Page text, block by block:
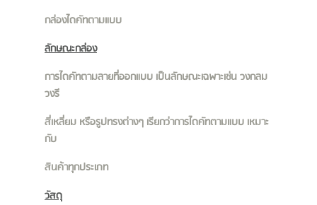
กล่องไดคัทตามแบบ
ลักษณะกล่อง
การไดคัทตามลายที่ออกแบบ เป็นลักษณะเฉพาะเช่น วงกลม
วงรี
สี่เหลี่ยม หรือรูปทรงต่างๆ เรียกว่าการไดคัทตามแบบ เหมาะ
กับ
สินค้าทุกประเภท
วัสดุ